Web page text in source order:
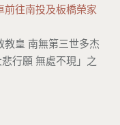
前往南投及板橋榮家
皇 南無第三世多杰
行願 無處不現」之